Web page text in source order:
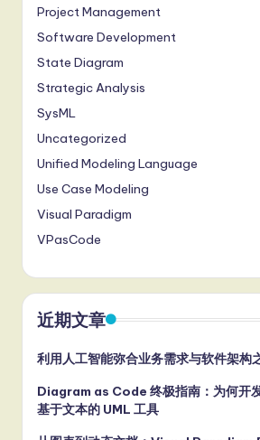
Project Management
Software Development
State Diagram
Strategic Analysis
SysML
Uncategorized
Unified Modeling Language
Use Case Modeling
Visual Paradigm
VPasCode
近期文章
利用人工智能弥合业务需求与软件架构
Diagram as Code 终极指南：为何开
基于文本的 UML 工具